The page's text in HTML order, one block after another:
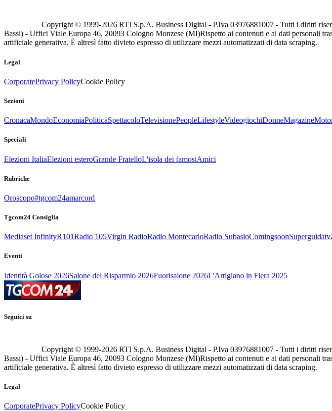
Copyright © 1999-2026 RTI S.p.A. Business Digital - P.Iva 03976881007 - Tutti i diritti
Bassi) - Uffici Viale Europa 46, 20093 Cologno Monzese (MI)Rispetto ai contenuti e ai dati personali
artificiale generativa. È altresì fatto divieto espresso di utilizzare mezzi automatizzati di data scraping.
Legal
CorporatePrivacy PolicyCookie Policy
Sezioni
CronacaMondoEconomiaPoliticaSpettacoloTelevisionePeopleLifestyleVideogiochiDonneMagazine
Speciali
Elezioni ItaliaElezioni esteroGrande FratelloL'isola dei famosiAmici
Rubriche
Oroscopo#tgcom24amarcord
Tgcom24 Consiglia
Mediaset InfinityR101Radio 105Virgin RadioRadio MontecarloRadio SubasioComingsoonSuperguidatv
Eventi
Identità Golose 2026Salone del Risparmio 2026Fuorisalone 2026L'Artigiano in Fiera 2025
Seguici su
Copyright © 1999-2026 RTI S.p.A. Business Digital - P.Iva 03976881007 - Tutti i diritti
Bassi) - Uffici Viale Europa 46, 20093 Cologno Monzese (MI)Rispetto ai contenuti e ai dati personali
artificiale generativa. È altresì fatto divieto espresso di utilizzare mezzi automatizzati di data scraping.
Legal
CorporatePrivacy PolicyCookie Policy